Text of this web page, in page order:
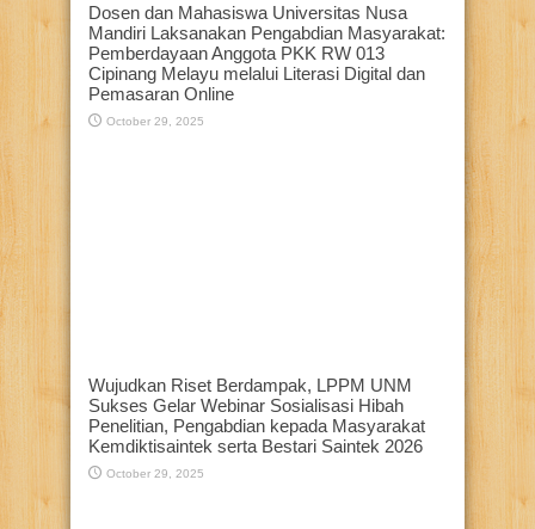
Dosen dan Mahasiswa Universitas Nusa
Mandiri Laksanakan Pengabdian Masyarakat:
Pemberdayaan Anggota PKK RW 013
Cipinang Melayu melalui Literasi Digital dan
Pemasaran Online
October 29, 2025
Wujudkan Riset Berdampak, LPPM UNM
Sukses Gelar Webinar Sosialisasi Hibah
Penelitian, Pengabdian kepada Masyarakat
Kemdiktisaintek serta Bestari Saintek 2026
October 29, 2025